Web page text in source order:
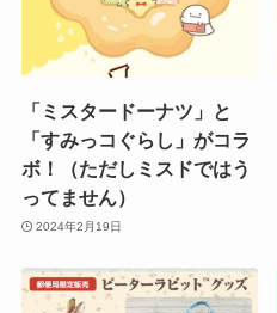
「ミスタードーナツ」と
「すみっコぐらし」がコラ
ボ！（ただしミスドではう
ってません）
2024年2月19日